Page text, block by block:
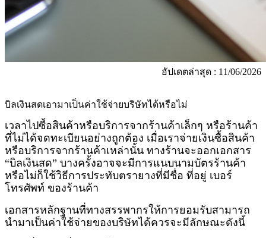
อัปเดตล่าสุด : 11/06/2026
บิลเงินสดเอามาเป็นค่าใช้จ่ายบริษัทได้หรือไม่
เวลาไปซื้อสินค้าหรือบริการจากร้านค้าเล็กๆ หรือร้านค้า
ที่ไม่ได้จดทะเบียนอย่างถูกต้อง เมื่อเราจ่ายเงินซื้อสินค้า
หรือบริการจากร้านค้าเหล่านั้น ทางร้านจะออกเอกสาร
“บิลเงินสด” บางครั้งอาจจะมีการแนบนามบัตรร้านค้า
หรือไม่ก็ใช้วิธีการประทับตรายางที่มีชื่อ ที่อยู่ เบอร์
โทรศัพท์ ของร้านค้า
เอกสารหลักฐานที่ทางสรรพากรให้การยอมรับสามารถ
นำมาเป็นค่าใช้จ่ายของบริษัทได้ควรจะมีลักษณะดังนี้